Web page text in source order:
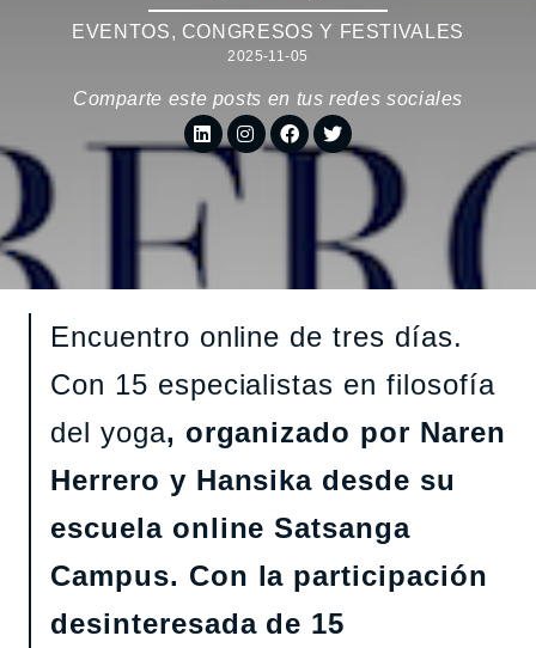
EVENTOS, CONGRESOS Y FESTIVALES
2025-11-05
Comparte este posts en tus redes sociales
Encuentro online de tres días.
Con 15 especialistas en filosofía
del yoga, organizado por Naren
Herrero y Hansika desde su
escuela online Satsanga
Campus. Con la participación
desinteresada de 15